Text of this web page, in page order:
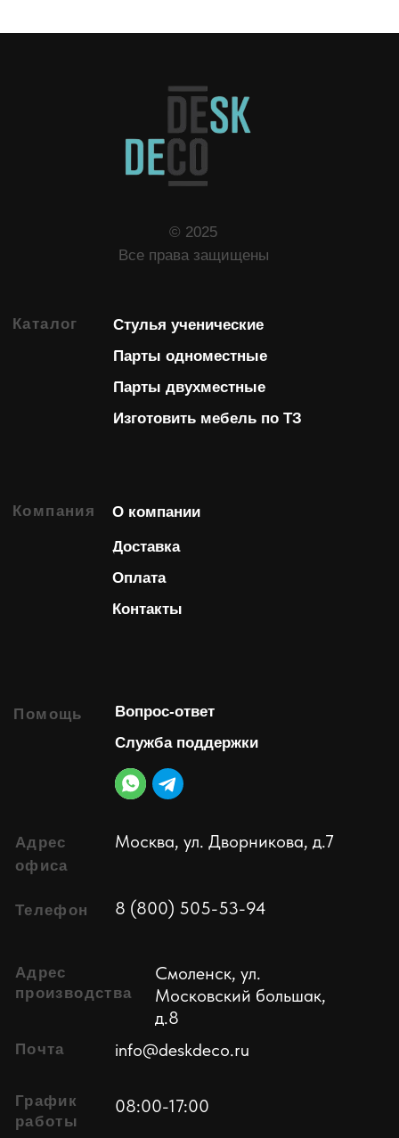
Разработкой и продвижением сайта
занималась команда Axioom
Помощь
Вопрос-ответ
Москва, ул. Дворникова, д.7
8 (800) 505-53-94
Московский большак,
д.8
08:00-17:00
работы
Изображения в каталоге являются иллюстрациями и
Технические характеристики изделий соответствуют
вносить изменения в дизайн и совершенствовать
при условии самовывоза.